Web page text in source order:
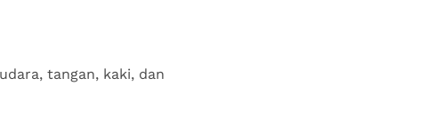
tangan, kaki, dan